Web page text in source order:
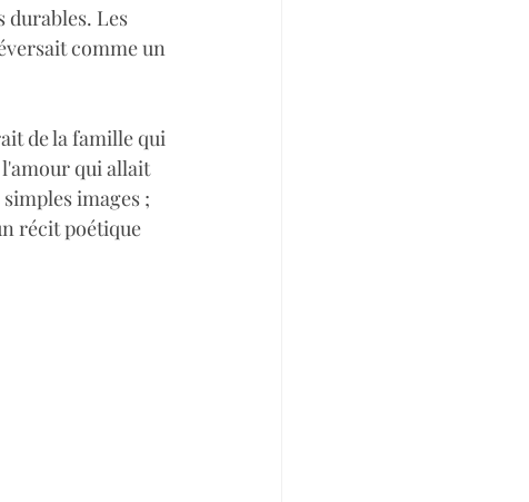
durables. Les
comme un
de la famille qui
qui allait
images ;
récit poétique